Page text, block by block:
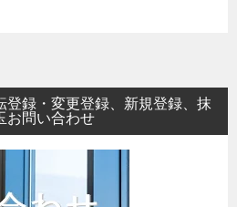
登録・変更登録、新規登録、抹
お問い合わせ